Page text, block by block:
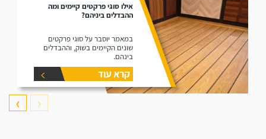
אילו סוגי פרקטים קיימים ומה
ההבדלים ביניהם?
במאמר יוסבר על סוגי פרקטים
שונים הקיימים בשוק, וההבדלים
בינהם.
קרא עוד
❮
❯